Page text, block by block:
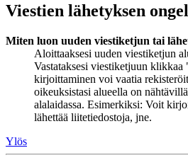
Viestien lähetyksen
Miten luon uuden viestiketjun tai
Aloittaaksesi uuden viestiketjun
Vastataksesi viestiketjuun
kirjoittaminen voi vaatia
oikeuksistasi alueella on
alalaidassa. Esimerkiksi: Voit
lähettää liitetiedostoja, jne.
Ylös